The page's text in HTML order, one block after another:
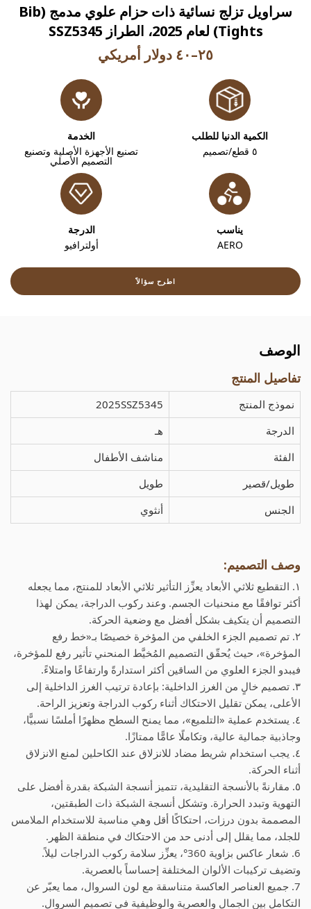
سراويل تزلج نسائية ذات حزام علوي مدمج (Bib
Tights) لعام 2025، الطراز SSZ5345
٢٥–٤٠ دولار أمريكي
الكمية الدنيا للطلب
٥ قطع/تصميم
الخدمة
تصنيع الأجهزة الأصلية وتصنيع
التصميم الأصلي
يناسب
AERO
الدرجة
أولترافيو
اطرح سؤالاً
الوصف
تفاصيل المنتج
نموذج المنتج
2025SSZ5345
الدرجة
هـ
الفئة
مناشف الأطفال
طويل/قصير
طويل
الجنس
أنثوي
وصف التصميم:
١. التقطيع ثلاثي الأبعاد يعزِّز التأثير ثلاثي الأبعاد للمنتج، مما يجعله
أكثر توافقًا مع منحنيات الجسم. وعند ركوب الدراجة، يمكن لهذا
التصميم أن يتكيف بشكل أفضل مع وضعية الحركة.
٢. تم تصميم الجزء الخلفي من المؤخرة خصيصًا بـ«خط رفع
المؤخرة»، حيث يُحقّق التصميم المُخيَّط المنحني تأثير رفع للمؤخرة،
فيبدو الجزء العلوي من الساقين أكثر استدارةً وارتفاعًا وامتلاءً.
٣. تصميم خالٍ من الغرز الداخلية: بإعادة ترتيب الغرز الداخلية إلى
الأعلى، يمكن تقليل الاحتكاك أثناء ركوب الدراجة وتعزيز الراحة.
٤. يستخدم عملية «التلميع»، مما يمنح السطح مظهرًا أملسًا نسبيًّا،
وجاذبية جمالية عالية، وتكاملًا عامًّا ممتازًا.
٤. يجب استخدام شريط مضاد للانزلاق عند الكاحلين لمنع الانزلاق
أثناء الحركة.
٥. مقارنةً بالأنسجة التقليدية، تتميز أنسجة الشبكة بقدرة أفضل على
التهوية وتبدد الحرارة. وتشكل أنسجة الشبكة ذات الطبقتين،
المصممة بدون درزات، احتكاكًا أقل وهي مناسبة للاستخدام الملامس
للجلد، مما يقلل إلى أدنى حد من الاحتكاك في منطقة الظهر.
6. شعار عاكس بزاوية 360°، يعزِّز سلامة ركوب الدراجات ليلاً.
وتضيف تركيبات الألوان المختلفة إحساساً بالعصرية.
7. جميع العناصر العاكسة متناسقة مع لون السروال، مما يعبّر عن
التكامل بين الجمال والعصرية والوظيفية في تصميم السروال.